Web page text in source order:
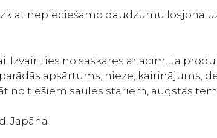
nepieciešamo daudzumu losjona
Izvairīties no saskares ar acīm. Ja
apsārtums, nieze,
no tiešiem saules stariem, augstas
Japāna